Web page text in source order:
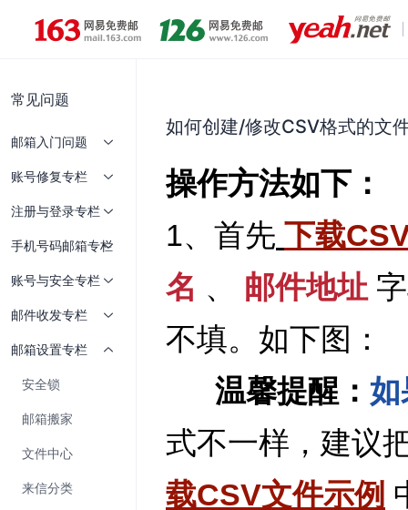
常见问题
邮箱入门问题
账号修复专栏
注册与登录专栏
手机号码邮箱专栏
账号与安全专栏
邮件收发专栏
邮箱设置专栏
安全锁
邮箱搬家
文件中心
来信分类
如何创建/修改CSV格式的文